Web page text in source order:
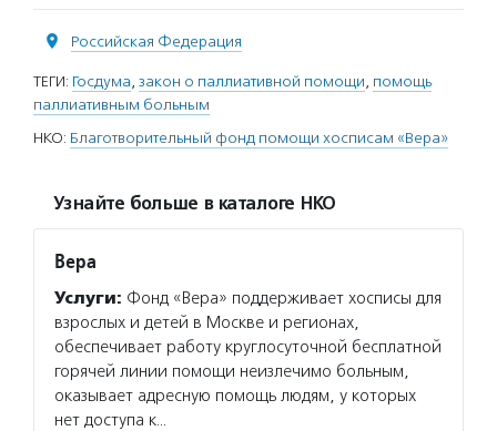
Российская Федерация
ТЕГИ: Госдума, закон о паллиативной помощи, помощь
паллиативным больным
НКО: Благотворительный фонд помощи хосписам «Вера»
Узнайте больше в каталоге НКО
Вера
Услуги: Фонд «Вера» поддерживает хосписы для
взрослых и детей в Москве и регионах,
обеспечивает работу круглосуточной бесплатной
горячей линии помощи неизлечимо больным,
оказывает адресную помощь людям, у которых
нет доступа к…